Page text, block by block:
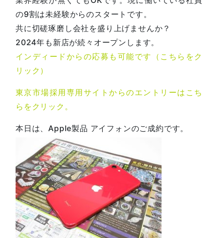
の9割は未経験からのスタートです。
共に切磋琢磨し会社を盛り上げませんか？
2024年も新店が続々オープンします。
インディードからの応募も可能です（こちらをク
リック）
東京市場採用専用サイトからのエントリーはこち
らをクリック。
本日は、Apple製品 アイフォンのご成約です。